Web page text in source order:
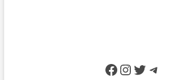
Facebook
Instagram
Twitter